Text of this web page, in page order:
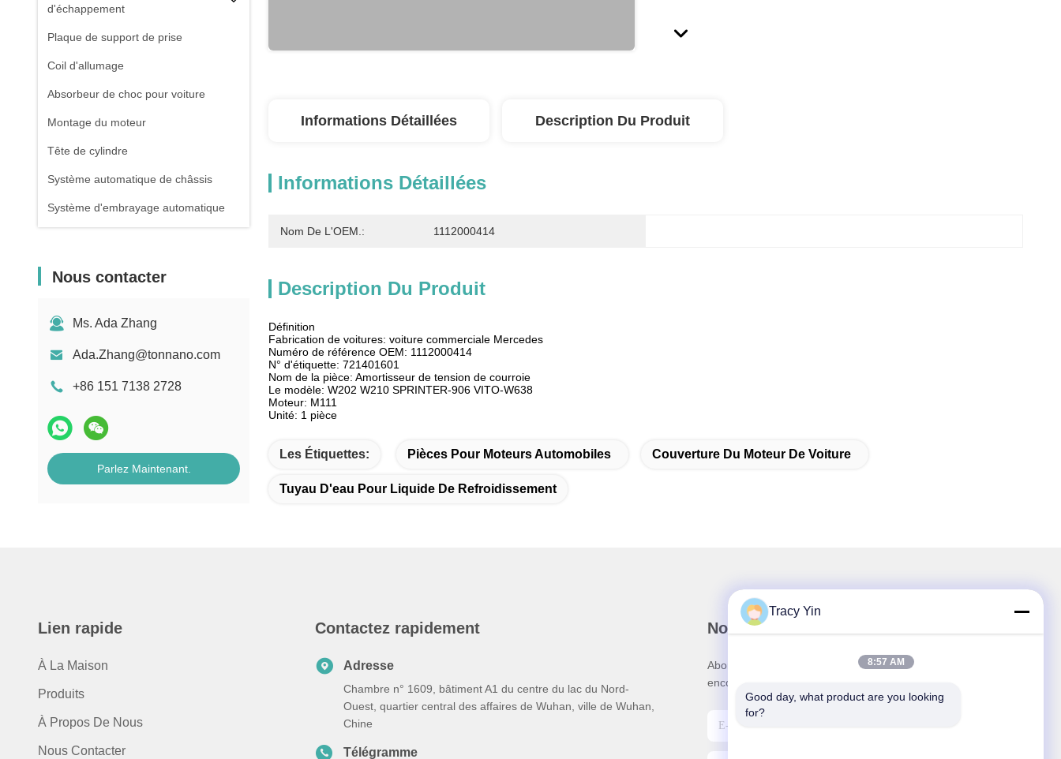
d'échappement
Plaque de support de prise
Coil d'allumage
Absorbeur de choc pour voiture
Montage du moteur
Tête de cylindre
Système automatique de châssis
Système d'embrayage automatique
Nous contacter
Ms. Ada Zhang
Ada.Zhang@tonnano.com
+86 151 7138 2728
Parlez Maintenant.
Informations Détaillées Description Du Produit
Informations Détaillées
Nom De L'OEM.: 1112000414
Description Du Produit
Définition
Fabrication de voitures: voiture commerciale Mercedes
Numéro de référence OEM: 1112000414
N° d'étiquette: 721401601
Nom de la pièce: Amortisseur de tension de courroie
Le modèle: W202 W210 SPRINTER-906 VITO-W638
Moteur: M111
Unité: 1 pièce
Les Étiquettes: Pièces Pour Moteurs Automobiles Couverture Du Moteur De Voiture
Tuyau D'eau Pour Liquide De Refroidissement
Lien rapide
À La Maison
Produits
À Propos De Nous
Nous Contacter
Contactez rapidement
Adresse
Chambre n° 1609, bâtiment A1 du centre du lac du Nord-
Ouest, quartier central des affaires de Wuhan, ville de Wuhan,
Chine
Télégramme
Notre newsletter
Abonnez-vous à notre newsletter pour des réductions et plus
encore.
Tracy Yin
8:57 AM
Good day, what product are you looking
for?